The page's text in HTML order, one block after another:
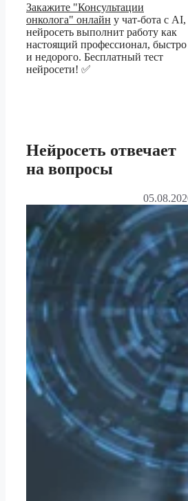
Закажите "Консультации
онколога" онлайн у чат-бота с AI,
нейросеть выполнит работу как
настоящий профессионал, быстро
и недорого. Бесплатный тест
нейросети! ✅
Нейросеть отвечает
на вопросы